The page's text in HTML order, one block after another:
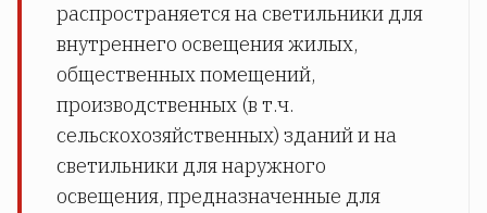
распространяется на светильники для
внутреннего освещения жилых,
общественных помещений,
производственных (в т.ч.
сельскохозяйственных) зданий и на
светильники для наружного
освещения, предназначенные для